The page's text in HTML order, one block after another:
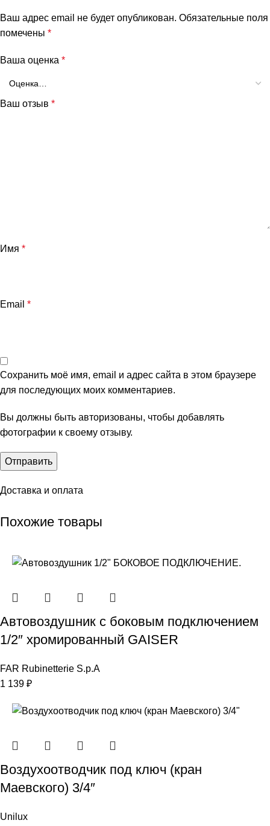
Ваш адрес email не будет опубликован. Обязательные поля
помечены *
Ваша оценка *
Ваш отзыв *
Имя *
Email *
Сохранить моё имя, email и адрес сайта в этом браузере
для последующих моих комментариев.
Вы должны быть авторизованы, чтобы добавлять
фотографии к своему отзыву.
Доставка и оплата
Похожие товары
Автовоздушник с боковым подключением
1/2″ хромированный GAISER
FAR Rubinetterie S.p.A
1 139 ₽
Воздухоотводчик под ключ (кран
Маевского) 3/4″
Unilux